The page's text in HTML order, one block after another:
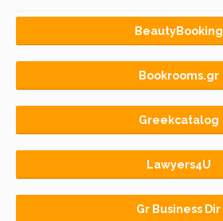
BeautyBooking
Bookrooms.gr
Greekcatalog
Lawyers4U
Gr Business Dir